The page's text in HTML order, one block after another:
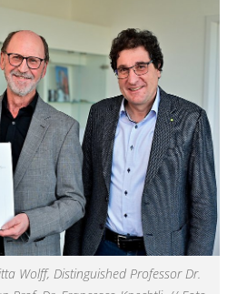
Wolff, Distinguished Professor Dr.